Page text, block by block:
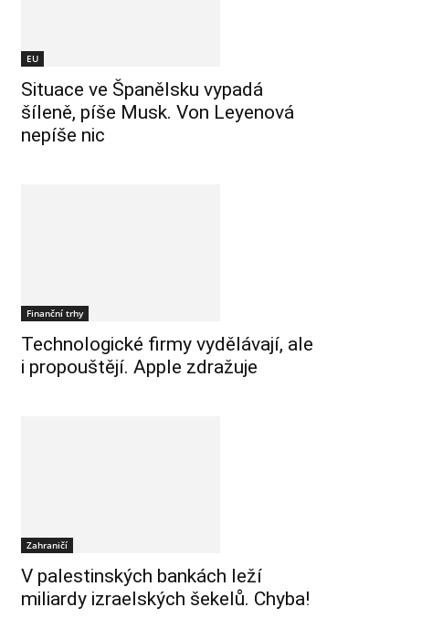
EU
Situace ve Španělsku vypadá
šíleně, píše Musk. Von Leyenová
nepíše nic
Finanční trhy
Technologické firmy vydělávají, ale
i propouštějí. Apple zdražuje
Zahraničí
V palestinských bankách leží
miliardy izraelských šekelů. Chyba!